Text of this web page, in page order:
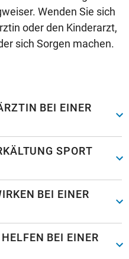
Wenden Sie sich
oder den Kinderarzt,
sich Sorgen machen.
BEI EINER
SPORT
BEI EINER
BEI EINER